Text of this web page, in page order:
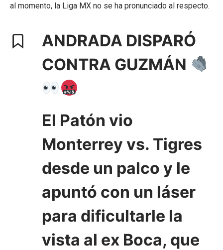
al momento, la Liga MX no se ha pronunciado al respecto.
ANDRADA DISPARÓ
CONTRA GUZMÁN
El Patón vio
Monterrey vs. Tigres
desde un palco y le
apuntó con un láser
para dificultarle la
vista al ex Boca, que